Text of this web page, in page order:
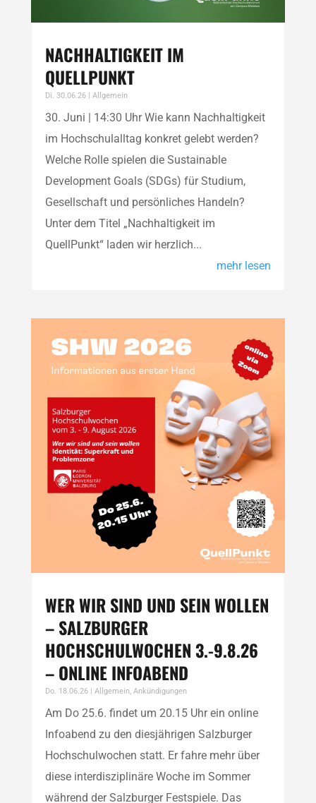
NACHHALTIGKEIT IM
QUELLPUNKT
Di. 30.06.26| Allgemein
30. Juni | 14:30 Uhr Wie kann Nachhaltigkeit
im Hochschulalltag konkret gelebt werden?
Welche Rolle spielen die Sustainable
Development Goals (SDGs) für Studium,
Gesellschaft und persönliches Handeln?
Unter dem Titel „Nachhaltigkeit im
QuellPunkt“ laden wir herzlich...
mehr lesen
WER WIR SIND UND SEIN WOLLEN
– SALZBURGER
HOCHSCHULWOCHEN 3.-9.8.26
– ONLINE INFOABEND
Do. 18.06.26| Allgemein, Ankündigungen
Am Do 25.6. findet um 20.15 Uhr ein online
Infoabend zu den diesjährigen Salzburger
Hochschulwochen statt. Er fahre mehr über
diese interdisziplinäre Woche im Sommer
während der Salzburger Festspiele. Das